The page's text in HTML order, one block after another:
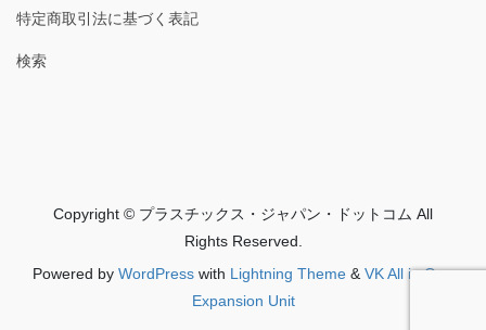
特定商取引法に基づく表記
検索
Copyright © プラスチックス・ジャパン・ドットコム All
Rights Reserved.
Powered by WordPress with Lightning Theme &VK All in One
Expansion Unit